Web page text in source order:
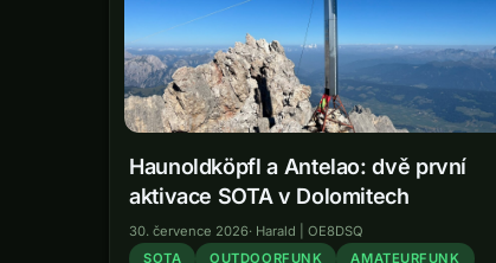
Haunoldköpfl a Antelao: dvě první
aktivace SOTA v Dolomitech
30. července 2026· Harald | OE8DSQ
SOTA
OUTDOORFUNK AMATEURFUNK